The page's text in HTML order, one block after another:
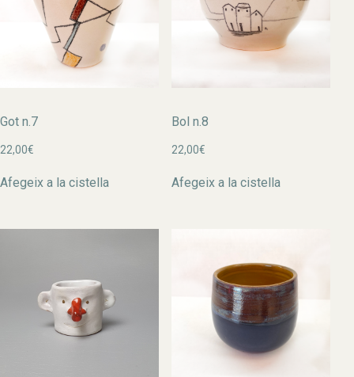
Got n.7
22,00€
Afegeix a la cistella
Bol n.8
22,00€
Afegeix a la cistella